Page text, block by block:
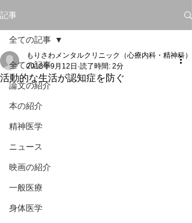
記事
全ての記事
論文の紹介
本の紹介
精神医学
ニュース
映画の紹介
一般医療
身体医学
全ての記事
活動的な生活が認知症を防ぐ
もりさわメンタルクリニック（心療内科・精神科）
2018年9月12日 読了時間: 2分